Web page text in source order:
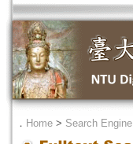
． Home > Search Engine